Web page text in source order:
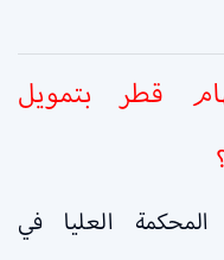
قطر بتمويل
العليا في